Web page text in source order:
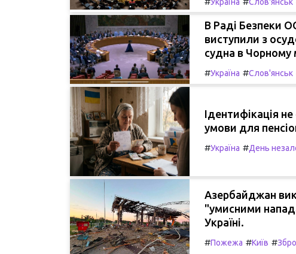
Україна Слов'янськ
В Раді Безпеки
виступили з
судна в Чорному
#Україна #Слов'янськ
Ідентифікація
умови для
#Україна #День
Азербайджан
"умисними
Україні.
#Пожежа #Київ #